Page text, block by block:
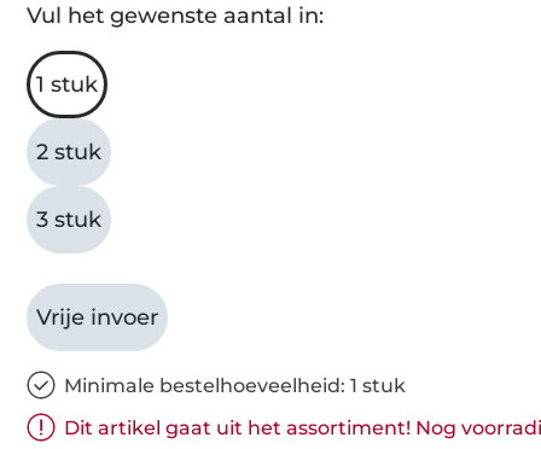
Vul het gewenste aantal in:
1 stuk
2 stuk
3 stuk
Vrije invoer
Minimale bestelhoeveelheid: 1 stuk
Dit artikel gaat uit het assortiment! Nog